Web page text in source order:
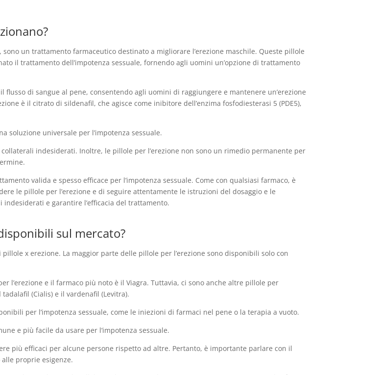
un trattamento farmaceutico destinato a migliorare l’erezione maschile. Queste pillole
il trattamento dell’impotenza sessuale, fornendo agli uomini un’opzione di trattamento
di sangue al pene, consentendo agli uomini di raggiungere e mantenere un’erezione
è il citrato di sildenafil, che agisce come inibitore dell’enzima fosfodiesterasi 5 (PDE5),
soluzione universale per l’impotenza sessuale.
indesiderati. Inoltre, le pillole per l’erezione non sono un rimedio permanente per
valida e spesso efficace per l’impotenza sessuale. Come con qualsiasi farmaco, è
le pillole per l’erezione e di seguire attentamente le istruzioni del dosaggio e le
e garantire l’efficacia del trattamento.
sul mercato?
x erezione. La maggior parte delle pillole per l’erezione sono disponibili solo con
l’erezione e il farmaco più noto è il Viagra. Tuttavia, ci sono anche altre pillole per
(Cialis) e il vardenafil (Levitra).
per l’impotenza sessuale, come le iniezioni di farmaci nel pene o la terapia a vuoto.
e più facile da usare per l’impotenza sessuale.
più efficaci per alcune persone rispetto ad altre. Pertanto, è importante parlare con il
proprie esigenze.